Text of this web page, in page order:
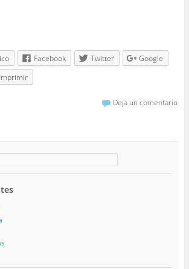
Facebook Twitter
Google
Imprimir
Deja un comentario